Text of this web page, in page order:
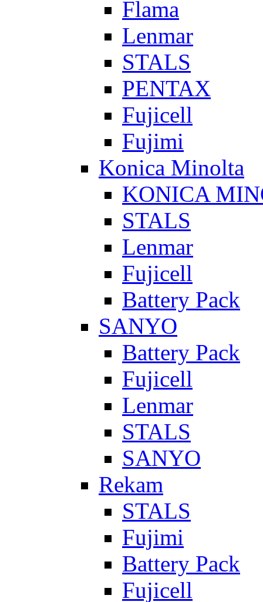
Flama
Lenmar
STALS
PENTAX
Fujicell
Fujimi
Konica Minolta
KONICA
STALS
Lenmar
Fujicell
Battery Pack
SANYO
Battery Pack
Fujicell
Lenmar
STALS
SANYO
Rekam
STALS
Fujimi
Battery Pack
Fujicell